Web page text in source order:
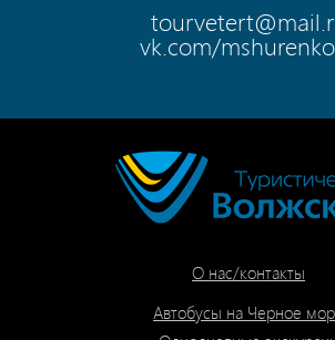
vk.com/
О нас/контакты
Автобусы на Черное